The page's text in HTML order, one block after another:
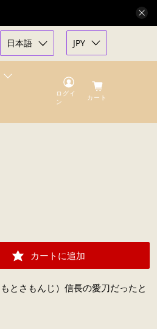
日本語 JPY
ログイ
ン
カート
カートに追加
とさもんじ）信長の愛刀だったと